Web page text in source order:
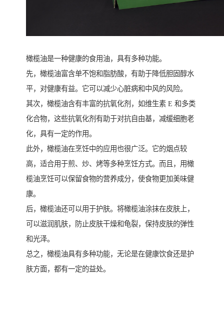
橄榄油是一种健康的食用油，具有多种功能。
先，橄榄油富含单不饱和脂肪酸，有助于降低胆固醇水
平，对健康有益。它可以减少心脏病和中风的风险。
其次，橄榄油含有丰富的抗氧化剂，如维生素 E 和多类
化合物，这些抗氧化剂有助于对抗自由基，减缓细胞老
化，具有一定的作用。
此外，橄榄油在烹饪中的应用也很广泛。它的烟点较
高，适合用于煎、炒、烤等多种烹饪方式。而且，用橄
榄油烹饪可以保留食物的营养成分，使食物更加美味健
康。
后，橄榄油还可以用于护肤。将橄榄油涂抹在皮肤上，
可以滋润肌肤，防止皮肤干燥和龟裂，保持皮肤的弹性
和光泽。
总之，橄榄油具有多种功能，无论是在健康饮食还是护
肤方面，都有一定的益处。